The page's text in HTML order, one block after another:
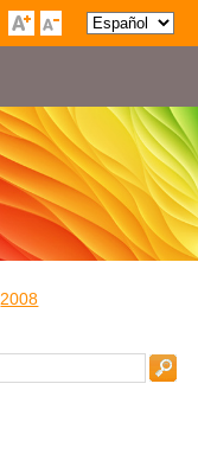
2008